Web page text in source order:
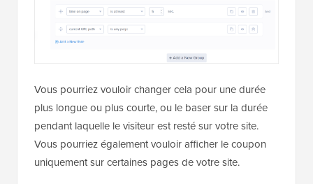
Vous pourriez vouloir changer cela pour une durée
plus longue ou plus courte, ou le baser sur la durée
pendant laquelle le visiteur est resté sur votre site.
Vous pourriez également vouloir afficher le coupon
uniquement sur certaines pages de votre site.